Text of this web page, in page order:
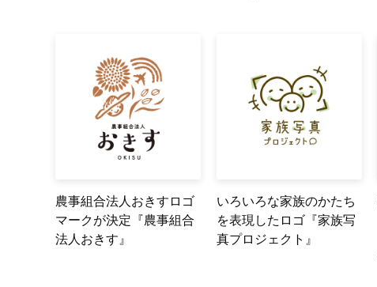
農事組合法人おきすロゴ
マークが決定『農事組合
法人おきす』
いろいろな家族のかたち
を表現したロゴ『家族写
真プロジェクト』